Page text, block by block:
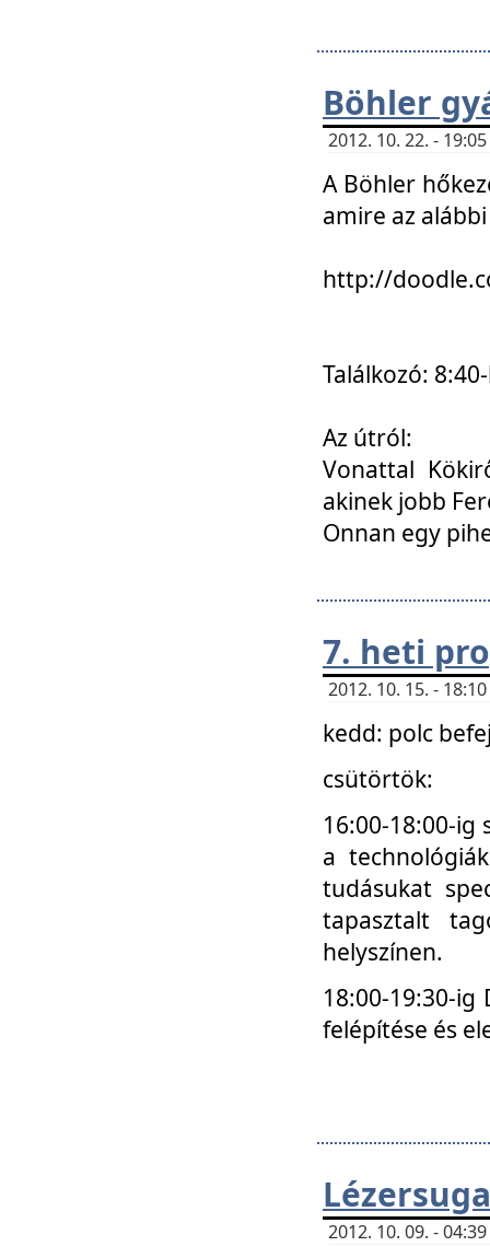
Böhler
2012. 10. 22. -
A Böhler
amire az
http://
Találkozó:
Az útról:
Vonattal
akinek jobb
Onnan egy
7. heti
2012. 10. 15. -
kedd: polc
csütörtök:
16:00-18:00-
a
tudásukat
tapasztalt
helyszínen.
18:00-19:30-
felépítése és
2012. 10. 09. -